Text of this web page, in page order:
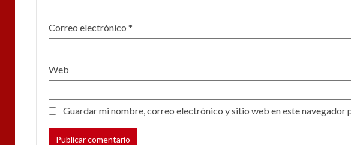
Correo electrónico *
Web
Guardar mi nombre, correo electrónico y sitio web en este navegador